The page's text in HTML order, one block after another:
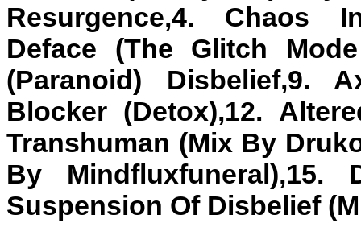
Resurgence,4. Chaos
Deface (The Glitch
(Paranoid) Disbelief,9.
Blocker (Detox),12.
Transhuman (Mix By
By Mindfluxfuneral),15.
Suspension Of Disbelief